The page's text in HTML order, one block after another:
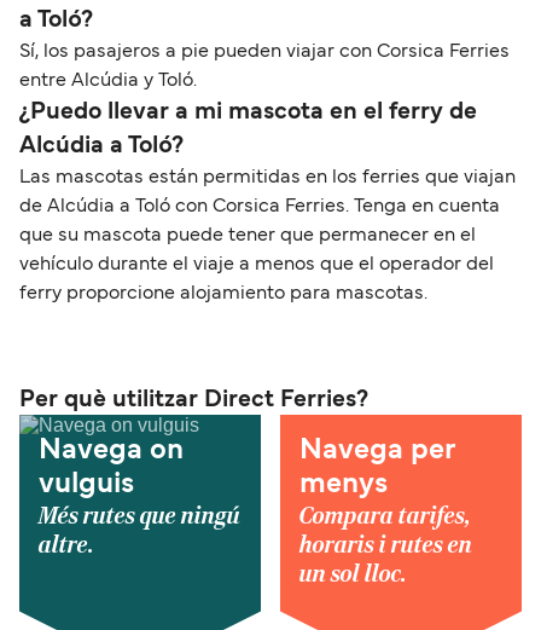
a Toló?
Sí, los pasajeros a pie pueden viajar con Corsica Ferries
entre Alcúdia y Toló.
¿Puedo llevar a mi mascota en el ferry de
Alcúdia a Toló?
Las mascotas están permitidas en los ferries que viajan
de Alcúdia a Toló con Corsica Ferries. Tenga en cuenta
que su mascota puede tener que permanecer en el
vehículo durante el viaje a menos que el operador del
ferry proporcione alojamiento para mascotas.
Per què utilitzar Direct Ferries?
Navega on
vulguis
Més rutes que ningú
altre.
Navega per
menys
Compara tarifes,
horaris i rutes en
un sol lloc.